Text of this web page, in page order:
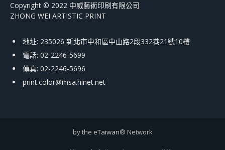
Copyright © 2022 中威藝術印刷有限公司
ZHONG WEI ARTISTIC PRINT
地址: 235026 新北市中和區中山路2段332巷21號10樓
電話: 02-2246-5699
傳真: 02-2246-5696
print.color@msa.hinet.net
by the eTaiwan® Network